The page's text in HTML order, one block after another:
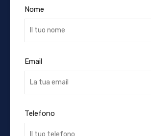
Nome
Email
Telefono